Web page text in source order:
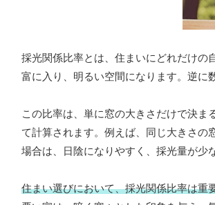
採光関係比率とは、住まいにどれだけの
富に入り、明るい空間になります。逆に
この比率は、単に窓の大きさだけで決ま
て計算されます。例えば、同じ大きさの
場合は、日陰になりやすく、採光量が少
住まい選びにおいて、採光関係比率は重